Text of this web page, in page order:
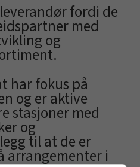
fordi de
med
og
har fokus på
og er aktive
stasjoner med
og
til at de er
arrangementer i